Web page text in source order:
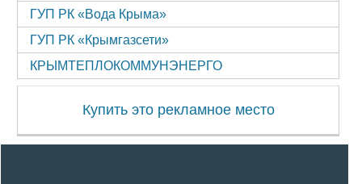
ГУП РК «Вода Крыма»
ГУП РК «Крымгазсети»
КРЫМТЕПЛОКОММУНЭНЕРГО
Купить это рекламное место